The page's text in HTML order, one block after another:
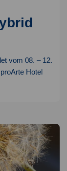
vom 08. – 12.
Hotel